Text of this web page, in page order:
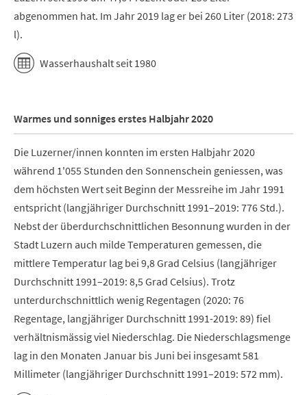
abgenommen hat. Im Jahr 2019 lag er bei 260 Liter (2018: 273
l).
Wasserhaushalt seit 1980
Warmes und sonniges erstes Halbjahr 2020
Die Luzerner/innen konnten im ersten Halbjahr 2020
während 1'055 Stunden den Sonnenschein geniessen, was
dem höchsten Wert seit Beginn der Messreihe im Jahr 1991
entspricht (langjähriger Durchschnitt 1991–2019: 776 Std.).
Nebst der überdurchschnittlichen Besonnung wurden in der
Stadt Luzern auch milde Temperaturen gemessen, die
mittlere Temperatur lag bei 9,8 Grad Celsius (langjähriger
Durchschnitt 1991–2019: 8,5 Grad Celsius). Trotz
unterdurchschnittlich wenig Regentagen (2020: 76
Regentage, langjähriger Durchschnitt 1991-2019: 89) fiel
verhältnismässig viel Niederschlag. Die Niederschlagsmenge
lag in den Monaten Januar bis Juni bei insgesamt 581
Millimeter (langjähriger Durchschnitt 1991–2019: 572 mm).